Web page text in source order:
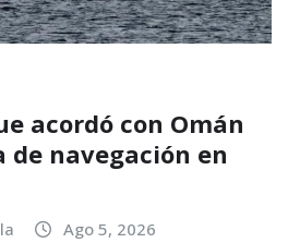
acordó con Omán
navegación en
Ago 5, 2026